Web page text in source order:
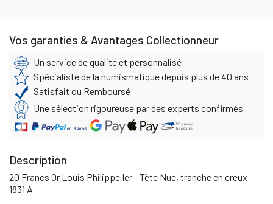
Vos garanties & Avantages Collectionneur
Un service de qualité et personnalisé
Spécialiste de la numismatique depuis plus de 40 ans
Satisfait ou Remboursé
Une sélection rigoureuse par des experts confirmés
Description
20 Francs Or Louis Philippe Ier - Tête Nue, tranche en creux
1831 A